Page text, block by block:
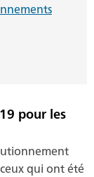
pour les
qui ont été